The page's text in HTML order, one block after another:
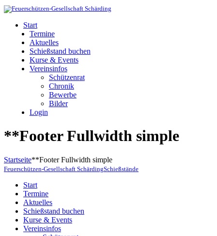
Start
Termine
Aktuelles
Schießstand buchen
Kurse & Events
Vereinsinfos
Schützenrat
Chronik
Bewerbe
Bilder
Login
**Footer Fullwidth simple
Startseite**Footer Fullwidth simple
Feuerschützen-Gesellschaft SchärdingSchießstände
Start
Termine
Aktuelles
Schießstand buchen
Kurse & Events
Vereinsinfos